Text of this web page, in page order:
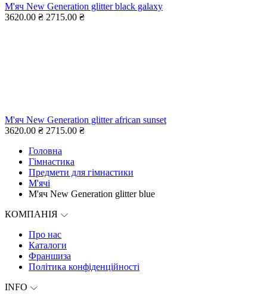
М'яч New Generation glitter black galaxy
3620.00 ₴ 2715.00 ₴
М'яч New Generation glitter african sunset
3620.00 ₴ 2715.00 ₴
Головна
Гімнастика
Предмети для гімнастики
М'ячі
М'яч New Generation glitter blue
КОМПАНІЯ
Про нас
Каталоги
Франшиза
Політика конфіденційності
INFO